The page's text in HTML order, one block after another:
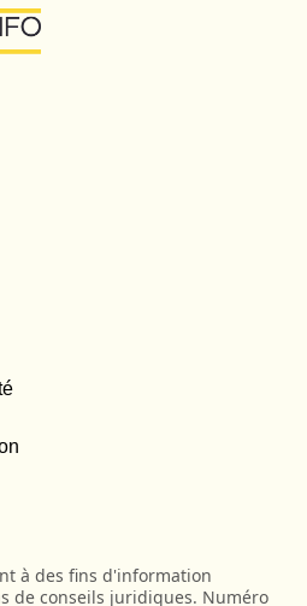
à des fins d'information
de conseils juridiques. Numéro